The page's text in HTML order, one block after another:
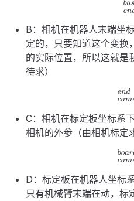
nd
B：相机在机器人末端坐
定的，只要知道这个变换
的实际位置，所以这就是
待求）
ame
C：相机在标定板坐标系
相机的外参（由相机标定
mer
D：标定板在机器人坐标
只有机械臂末端在动，标